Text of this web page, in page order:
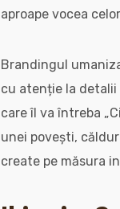
aproape vocea
Brandingul
cu atenție la
care îl va întreba
unei povești,
create pe măsura